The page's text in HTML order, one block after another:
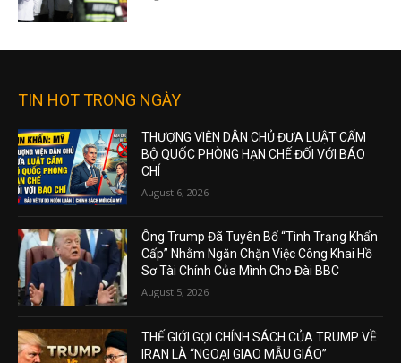
TIN HOT TRONG NGÀY
THƯỢNG VIỆN DÂN CHỦ ĐƯA LUẬT CẤM
BỘ QUỐC PHÒNG HẠN CHẾ ĐỐI VỚI BÁO
CHÍ
August 6, 2026
Ông Trump Đã Tuyên Bố “Tình Trạng Khẩn
Cấp” Nhằm Ngăn Chặn Việc Công Khai Hồ
Sơ Tài Chính Của Mình Cho Đài BBC
August 5, 2026
THẾ GIỚI GỌI CHÍNH SÁCH CỦA TRUMP VỀ
IRAN LÀ “NGOẠI GIAO MẪU GIÁO”